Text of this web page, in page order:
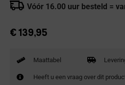
Vóór 16.00 uur besteld =
€ 139,95
Maattabel
Heeft u een vraag over dit